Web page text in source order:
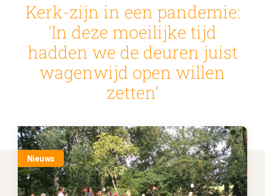
Kerk-zijn in een pandemie:
‘In deze moeilijke tijd
hadden we de deuren juist
wagenwijd open willen
zetten’
Nieuws